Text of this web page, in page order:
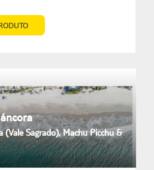
(Vale Sagrado), Machu Picchu &